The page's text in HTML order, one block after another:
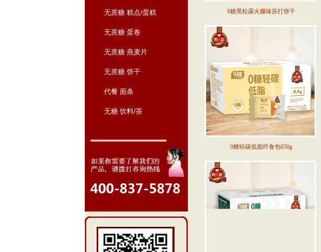
无蔗糖 糕点/蛋糕
无蔗糖 蛋卷
无蔗糖 燕麦片
无蔗糖 饼干
代餐 面条
无糖 饮料/茶
0糖黑松露火腿味苏打饼干
0糖轻碳低脂纤食包650g